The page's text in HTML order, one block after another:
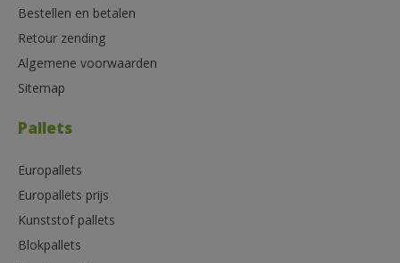
Bestellen en betalen
Retour zending
Algemene voorwaarden
Sitemap
Pallets
Europallets
Europallets prijs
Kunststof pallets
Blokpallets